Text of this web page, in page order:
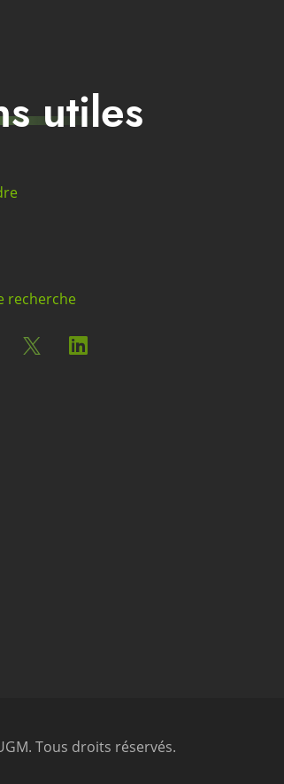
utiles
recherche
Tous droits réservés.